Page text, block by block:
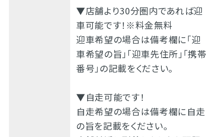
▼店舗より30分圏内であれば迎
車可能です！※料金無料
迎車希望の場合は備考欄に「迎
車希望の旨」「迎車先住所」「携帯
番号」の記載をください。
▼自走可能です！
自走希望の場合は備考欄に自走
の旨を記載をください。